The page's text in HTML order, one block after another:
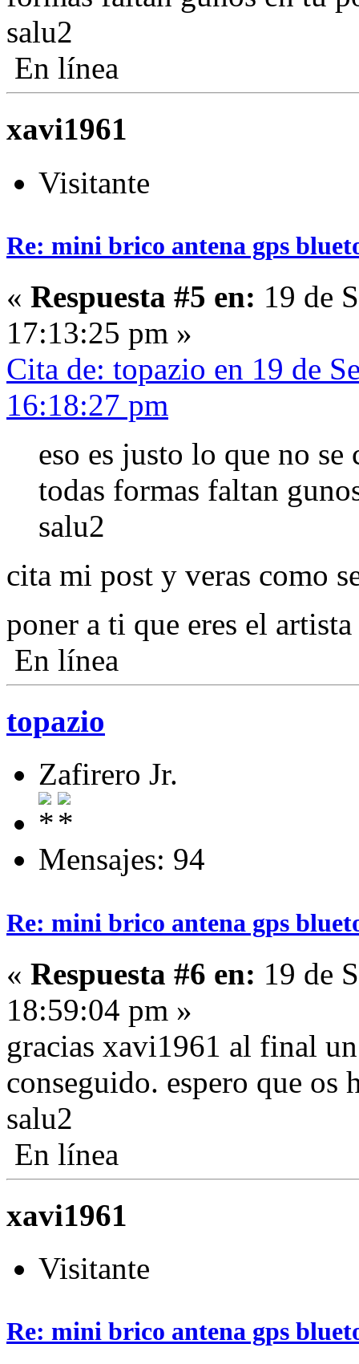
salu2
En línea
xavi1961
Visitante
Re: mini brico antena gps
« Respuesta #5 en: 19 de
17:13:25 pm »
Cita de: topazio en 19 de
16:18:27 pm
eso es justo lo que no se
todas formas faltan
salu2
cita mi post y veras como
poner a ti que eres el
En línea
topazio
Zafirero Jr.
Mensajes: 94
Re: mini brico antena gps
« Respuesta #6 en: 19 de
18:59:04 pm »
gracias xavi1961 al final
conseguido. espero que os
salu2
En línea
xavi1961
Visitante
Re: mini brico antena gps